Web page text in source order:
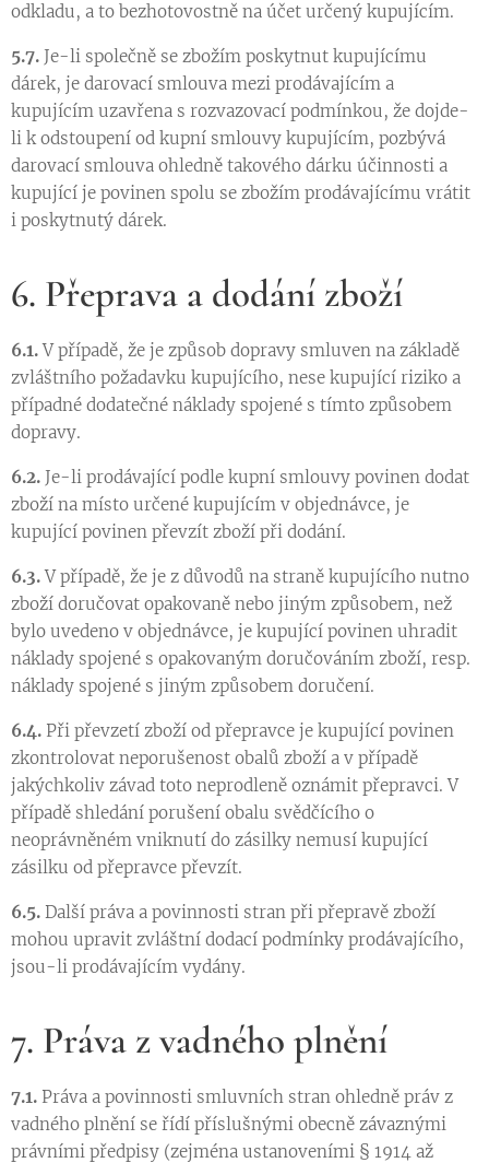
odkladu, a to bezhotovostně na účet určený kupujícím.
5.7. Je-li společně se zbožím poskytnut kupujícímu
dárek, je darovací smlouva mezi prodávajícím a
kupujícím uzavřena s rozvazovací podmínkou, že dojde-
li k odstoupení od kupní smlouvy kupujícím, pozbývá
darovací smlouva ohledně takového dárku účinnosti a
kupující je povinen spolu se zbožím prodávajícímu vrátit
i poskytnutý dárek.
6. Přeprava a dodání zboží
6.1.V případě, že je způsob dopravy smluven na základě
zvláštního požadavku kupujícího, nese kupující riziko a
případné dodatečné náklady spojené s tímto způsobem
dopravy.
6.2. Je-li prodávající podle kupní smlouvy povinen dodat
zboží na místo určené kupujícím v objednávce, je
kupující povinen převzít zboží při dodání.
6.3.V případě, že je z důvodů na straně kupujícího nutno
zboží doručovat opakovaně nebo jiným způsobem, než
bylo uvedeno v objednávce, je kupující povinen uhradit
náklady spojené s opakovaným doručováním zboží, resp.
náklady spojené s jiným způsobem doručení.
6.4. Při převzetí zboží od přepravce je kupující povinen
zkontrolovat neporušenost obalů zboží a v případě
jakýchkoliv závad toto neprodleně oznámit přepravci. V
případě shledání porušení obalu svědčícího o
neoprávněném vniknutí do zásilky nemusí kupující
zásilku od přepravce převzít.
6.5. Další práva a povinnosti stran při přepravě zboží
mohou upravit zvláštní dodací podmínky prodávajícího,
jsou-li prodávajícím vydány.
7. Práva z vadného plnění
7.1. Práva a povinnosti smluvních stran ohledně práv z
vadného plnění se řídí příslušnými obecně závaznými
právními předpisy (zejména ustanoveními § 1914 až